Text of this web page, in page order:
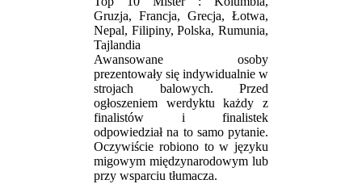
Gruzja, Francja, Grecja, Łotwa,
Nepal, Filipiny, Polska, Rumunia,
Tajlandia
Awansowane osoby
prezentowały się indywidualnie w
strojach balowych. Przed
ogłoszeniem werdyktu każdy z
finalistów i finalistek
odpowiedział na to samo pytanie.
Oczywiście robiono to w języku
migowym międzynarodowym lub
przy wsparciu tłumacza.